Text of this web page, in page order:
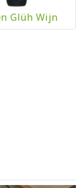
Glüh Wijn